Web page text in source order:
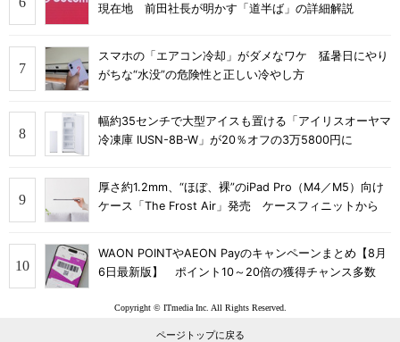
現在地 前田社長が明かす「道半ば」の詳細解説
スマホの「エアコン冷却」がダメなワケ 猛暑日にやり
がちな“水没”の危険性と正しい冷やし方
幅約35センチで大型アイスも置ける「アイリスオーヤマ
冷凍庫 IUSN-8B-W」が20％オフの3万5800円に
厚さ約1.2mm、“ほぼ、裸”のiPad Pro（M4／M5）向け
ケース「The Frost Air」発売 ケースフィニットから
WAON POINTやAEON Payのキャンペーンまとめ【8月
6日最新版】 ポイント10～20倍の獲得チャンス多数
Copyright © ITmedia Inc. All Rights Reserved.
ページトップに戻る